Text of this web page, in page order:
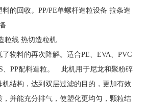
的回收。PP/PE单螺杆造粒设备 拉条造
粒线 热切造粒机
物料的再次降解。适合PE、EVA、PVC
、PP配料造粒。 此机用于尼龙和聚粉碎
结构，达到双层过滤的目的，更加有效
并能充分排气，使塑化更均匀，颗粒结